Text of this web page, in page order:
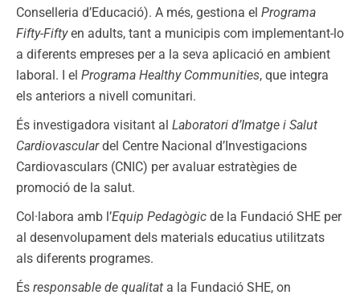
Conselleria d’Educació). A més, gestiona el Programa
Fifty-Fiftyen adults, tant a municipis com implementant-lo
a diferents empreses per a la seva aplicació en ambient
laboral. I el Programa Healthy Communities, que integra
els anteriors a nivell comunitari.
És investigadora visitant al Laboratori d’Imatge i Salut
Cardiovasculardel Centre Nacional d’Investigacions
Cardiovasculars (CNIC) per avaluar estratègies de
promoció de la salut.
Col·labora amb l’Equip Pedagògic de la Fundació SHE per
al desenvolupament dels materials educatius utilitzats
als diferents programes.
És responsable de qualitat a la Fundació SHE, on